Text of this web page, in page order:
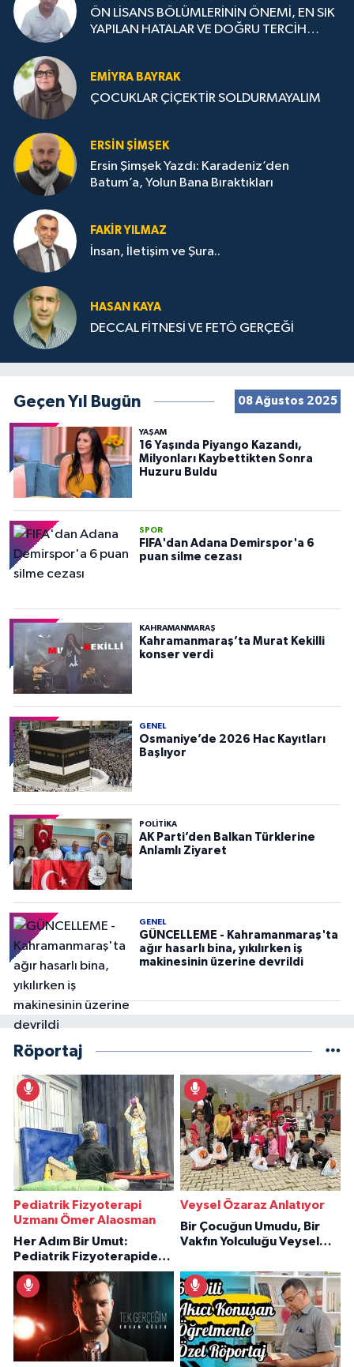
ÖN LİSANS BÖLÜMLERİNİN ÖNEMİ, EN SIK
YAPILAN HATALAR VE DOĞRU TERCİH
EMIYRA BAYRAK
ÇOCUKLAR ÇİÇEKTİR SOLDURMAYALIM
ERSIN ŞIMŞEK
Ersin Şimşek Yazdı: Karadeniz’den
Batum’a, Yolun Bana Bıraktıkları
FAKIR YILMAZ
İnsan, İletişim ve Şura..
HASAN KAYA
DECCAL FİTNESİ VE FETÖ GERÇEĞİ
Geçen Yıl Bugün 08 Ağustos 2025
YAŞAM
16 Yaşında Piyango Kazandı,
Milyonları Kaybettikten Sonra
Huzuru Buldu
SPOR
FIFA'dan Adana Demirspor'a 6
puan silme cezası
KAHRAMANMARAŞ
Kahramanmaraş’ta Murat Kekilli
konser verdi
GENEL
Osmaniye’de 2026 Hac Kayıtları
Başlıyor
POLITIKA
AK Parti’den Balkan Türklerine
Anlamlı Ziyaret
GENEL
GÜNCELLEME - Kahramanmaraş'ta
ağır hasarlı bina, yıkılırken iş
makinesinin üzerine devrildi
Röportaj
Pediatrik Fizyoterapi
Uzmanı Ömer Alaosman
Her Adım Bir Umut:
Pediatrik Fizyoterapiden
İlham Veren Hikâyeler
Veysel Özaraz Anlatıyor
Bir Çocuğun Umudu, Bir
Vakfın Yolculuğu Veysel